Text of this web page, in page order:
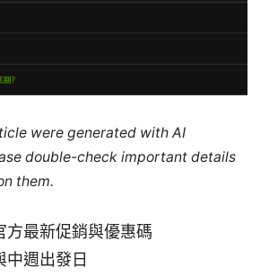
were generated with AI
double-check important details
them.
方最新促銷與優惠碼
中週出發日